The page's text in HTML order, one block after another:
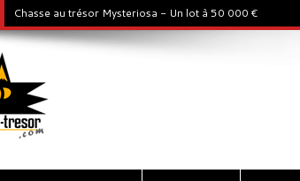
Chasse au trésor Mysteriosa - Un lot à 50 000 €